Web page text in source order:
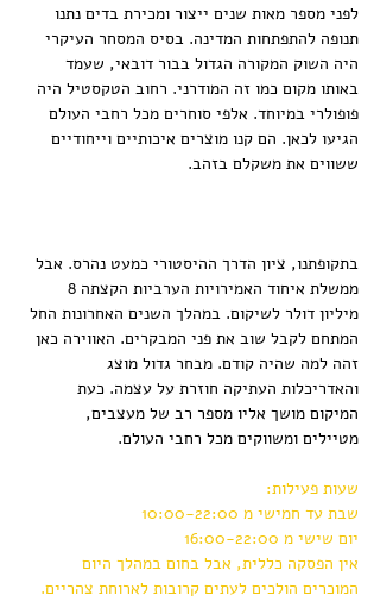
לפני מספר מאות שנים ייצור ומכירת בדים נתנו
תנופה להתפתחות המדינה. בסיס המסחר העיקרי
היה השוק המקורה הגדול בבור דובאי, שעמד
באותו מקום כמו זה המודרני. רחוב הטקסטיל היה
פופולרי במיוחד. אלפי סוחרים מכל רחבי העולם
הגיעו לכאן. הם קנו מוצרים איכותיים וייחודיים
ששווים את משקלם בזהב.
בתקופתנו, ציון הדרך ההיסטורי כמעט נהרס. אבל
מיליון דולר לשיקום. במהלך השנים האחרונות החל
המתחם לקבל שוב את פני המבקרים. האווירה כאן
זהה למה שהיה קודם. מבחר גדול מוצג
והאדריכלות העתיקה חוזרת על עצמה. כעת
המיקום מושך אליו מספר רב של מעצבים,
מטיילים ומשווקים מכל רחבי העולם.
שעות פעילות:
שבת עד חמישי מ 10:00-22:00
יום שישי מ 16:00-22:00
אין הפסקה כללית, אבל בחום במהלך היום
המוכרים הולכים לעתים קרובות לארוחת צהריים.